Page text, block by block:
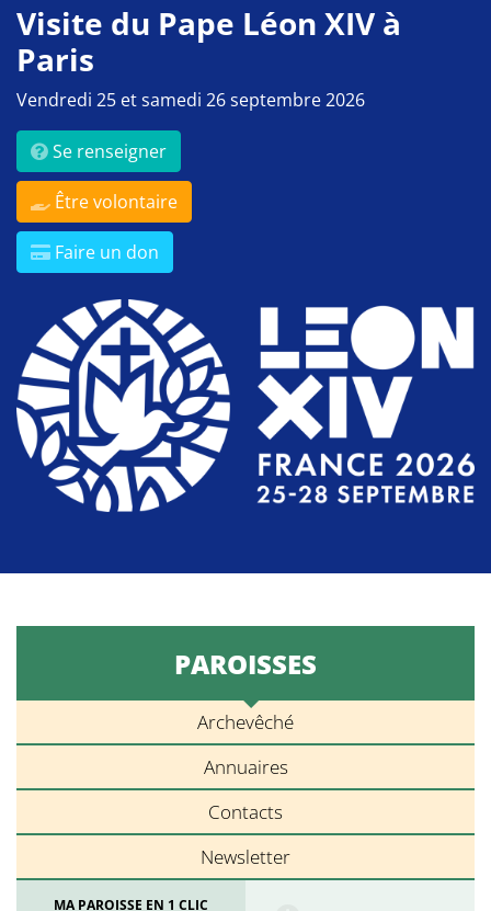
Visite du Pape Léon XIV à
Paris
Vendredi 25 et samedi 26 septembre 2026
Se renseigner
Être volontaire
Faire un don
PAROISSES
Archevêché
Annuaires
Contacts
Newsletter
MA PAROISSE EN 1 CLIC